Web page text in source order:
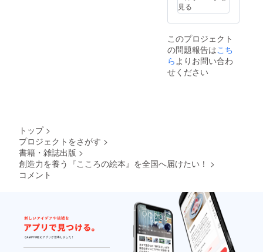
せてい
ただき
ます。
間は1年
間にな
りま
す。
見る
このプロジェクト
の問題報告はこち
らよりお問い合わ
せください
トップ >
プロジェクトをさがす >
書籍・雑誌出版 >
創造力を養う『こころの絵本』を全国へ届けたい！ >
コメント